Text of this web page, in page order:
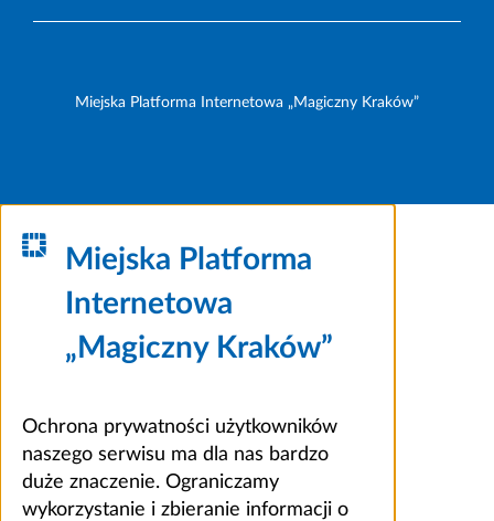
Miejska Platforma Internetowa „Magiczny Kraków”
Miejska Platforma
Internetowa
„Magiczny Kraków”
Ochrona prywatności użytkowników
naszego serwisu ma dla nas bardzo
duże znaczenie. Ograniczamy
wykorzystanie i zbieranie informacji o